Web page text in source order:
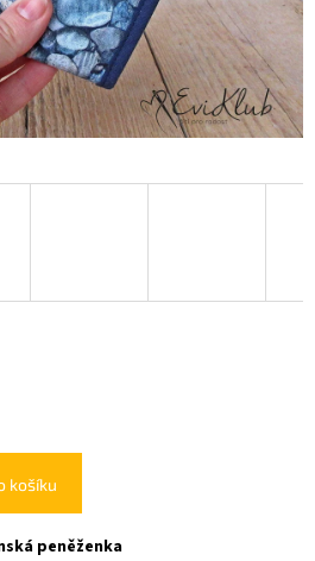
košíku
peněženka